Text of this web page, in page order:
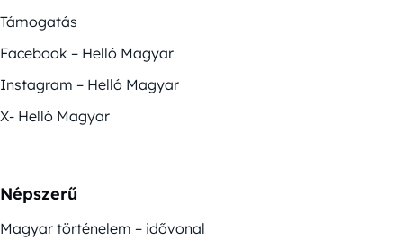
Támogatás
Facebook – Helló Magyar
Instagram – Helló Magyar
X- Helló Magyar
Népszerű
Magyar történelem – idővonal